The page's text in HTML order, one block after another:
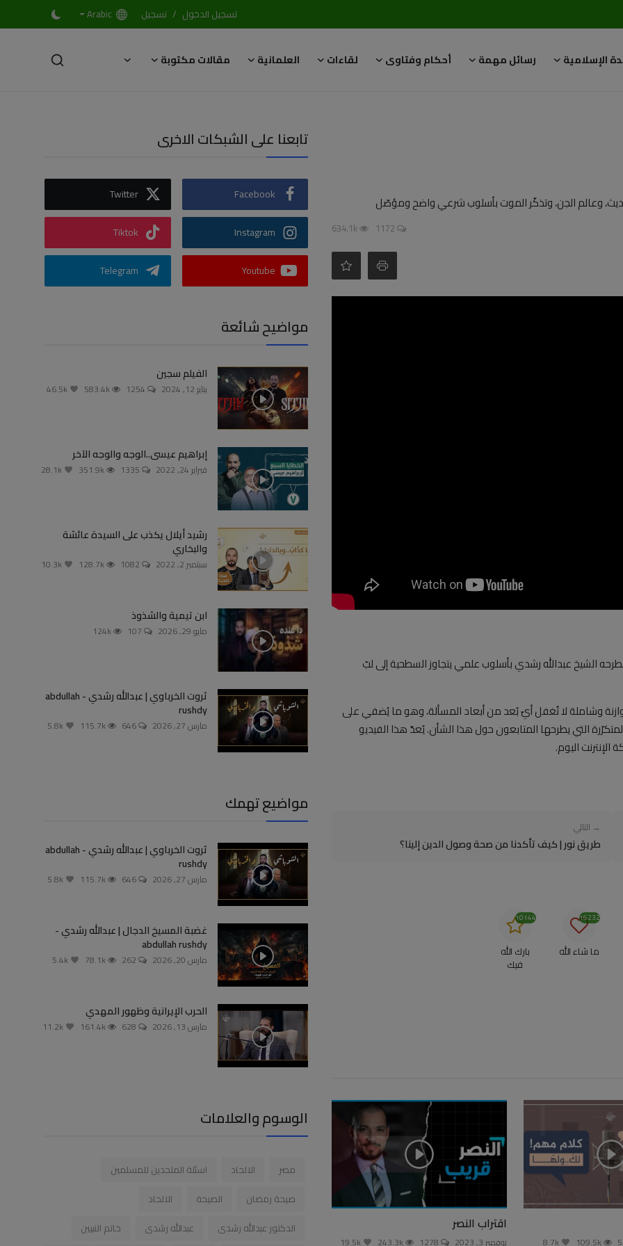
تسجيل الدخول / تسجيل Arabic
الإسلامية رسائل مهمة أحكام وفتاوى لقاءات العلمانية
مقالات مكتوبة
وعالم الجن، وتذكّر الموت بأسلوب شرعي واضح ومؤصّل
1172
634.1k
الشيخ عبدالله رشدي بأسلوب علمي يتجاوز السطحية إلى لبّ
وشاملة لا تُغفل أيّ بُعد من أبعاد المسألة، وهو ما يُضفي على
التي يطرحها المتابعون حول هذا الشأن. يُعدّ هذا الفيديو
اليوم.
→ التالي
طريق نور | كيف تأكدنا من صحة وصول الدين إلينا؟
ما شاء الله
16232
بارك الله
فيك
10144
109.5k
اقتراب النصر
نوفمبر 3, 2023 243.3k
19.5k
تابعنا على الشبكات الاخرى
Facebook
Twitter
Instagram
Tiktok
Youtube
Telegram
مواضيح شائعة
الفيلم سجين
يناير 12, 2024 1254
583.4k
إبراهيم عيسى..الوجه والوجه الآخر
فبراير 24, 2022 1335
351.9k
رشيد أيلال يكذب على السيدة عائشة
والبخاري
سبتمبر 2, 2022 1082
128.7k
ابن تيمية والشذوذ
مايو 29, 2026 107
124k
ثروت الخرباوي | عبدالله رشدي - abdullah
rushdy
مارس 27, 2026 646
115.7k
مواضيع تهمك
ثروت الخرباوي | عبدالله رشدي - abdullah
rushdy
مارس 27, 2026 646
115.7k
غضبة المسيخ الدجال | عبدالله رشدي -
abdullah rushdy
مارس 20, 2026 262
78.1k
الحرب الإيرانية وظهور المهدي
مارس 13, 2026 628
161.4k
الوسوم والعلامات
مصر الالحاد
اسئلة الملحدين للمسلمين
صيحة رمضان
الصيحة
الالحاد
الدكتور عبدالله رشدى
عبدالله رشدى
خاتم النبيين